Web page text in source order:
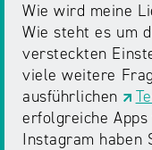
in
der
Audio
Klar-
Festival
Medienkarriere
NRW
Juuuport
NRWision
FLIMMO
Berichte
Die
Wie wird meine
Wie steht es um
versteckten
viele weitere
ausführlichen
erfolgreiche Apps
Instagram haben